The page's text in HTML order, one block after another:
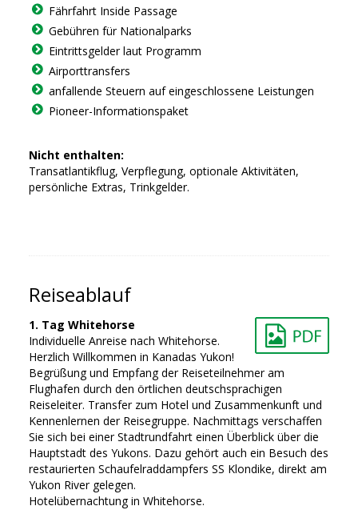
Fährfahrt Inside Passage
Gebühren für Nationalparks
Eintrittsgelder laut Programm
Airporttransfers
anfallende Steuern auf eingeschlossene Leistungen
Pioneer-Informationspaket
Nicht enthalten:
Transatlantikflug, Verpflegung, optionale Aktivitäten,
persönliche Extras, Trinkgelder.
Reiseablauf
1. Tag Whitehorse
Individuelle Anreise nach Whitehorse.
Herzlich Willkommen in Kanadas Yukon!
Begrüßung und Empfang der Reiseteilnehmer am
Flughafen durch den örtlichen deutschsprachigen
Reiseleiter. Transfer zum Hotel und Zusammenkunft und
Kennenlernen der Reisegruppe. Nachmittags verschaffen
Sie sich bei einer Stadtrundfahrt einen Überblick über die
Hauptstadt des Yukons. Dazu gehört auch ein Besuch des
restaurierten Schaufelraddampfers SS Klondike, direkt am
Yukon River gelegen.
Hotelübernachtung in Whitehorse.